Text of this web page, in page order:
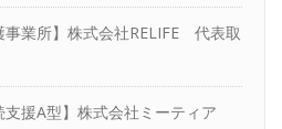
事業所】株式会社RELIFE 代表取
支援A型】株式会社ミーティア